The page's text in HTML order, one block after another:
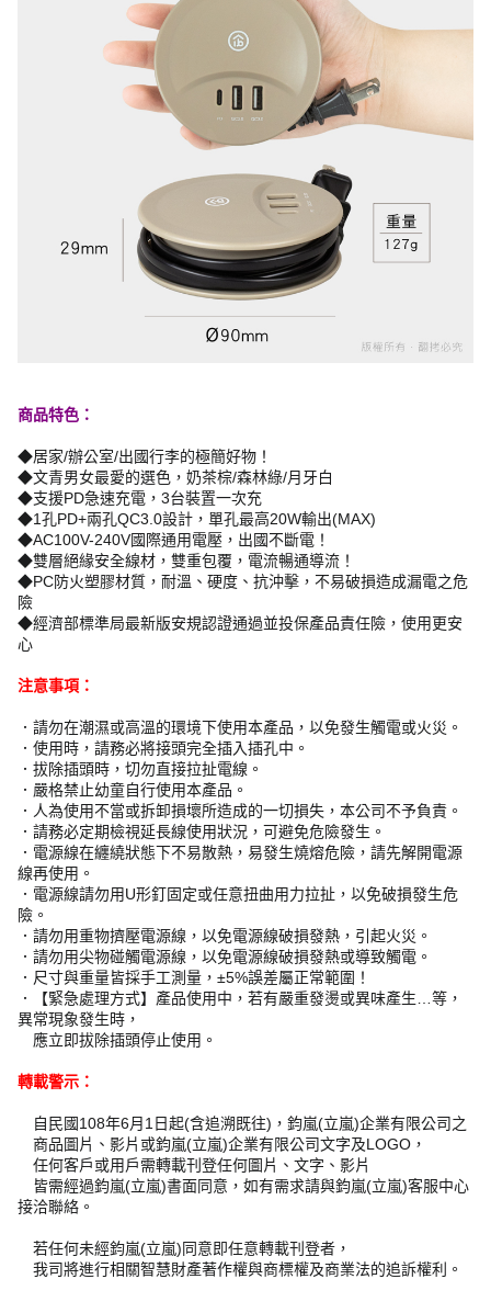
商品特色：
◆居家/辦公室/出國行李的極簡好物！
◆文青男女最愛的選色，奶茶棕/森林綠/月牙白
◆支援PD急速充電，3台裝置一次充
◆1孔PD+兩孔QC3.0設計，單孔最高20W輸出(MAX)
◆AC100V-240V國際通用電壓，出國不斷電！
◆雙層絕緣安全線材，雙重包覆，電流暢通導流！
◆PC防火塑膠材質，耐溫、硬度、抗沖擊，不易破損造成漏電之危
險
◆經濟部標準局最新版安規認證通過並投保產品責任險，使用更安
心
注意事項：
．請勿在潮濕或高溫的環境下使用本產品，以免發生觸電或火災。
．使用時，請務必將接頭完全插入插孔中。
．拔除插頭時，切勿直接拉扯電線。
．嚴格禁止幼童自行使用本產品。
．人為使用不當或拆卸損壞所造成的一切損失，本公司不予負責。
．請務必定期檢視延長線使用狀況，可避免危險發生。
．電源線在纏繞狀態下不易散熱，易發生燒熔危險，請先解開電源
線再使用。
．電源線請勿用U形釘固定或任意扭曲用力拉扯，以免破損發生危
險。
．請勿用重物擠壓電源線，以免電源線破損發熱，引起火災。
．請勿用尖物碰觸電源線，以免電源線破損發熱或導致觸電。
．尺寸與重量皆採手工測量，±5%誤差屬正常範圍！
．【緊急處理方式】產品使用中，若有嚴重發燙或異味產生…等，
異常現象發生時，
應立即拔除插頭停止使用。
轉載警示：
自民國108年6月1日起(含追溯既往)，鈞嵐(立嵐)企業有限公司之
商品圖片、影片或鈞嵐(立嵐)企業有限公司文字及LOGO，
任何客戶或用戶需轉載刊登任何圖片、文字、影片
皆需經過鈞嵐(立嵐)書面同意，如有需求請與鈞嵐(立嵐)客服中心
接洽聯絡。
若任何未經鈞嵐(立嵐)同意即任意轉載刊登者，
我司將進行相關智慧財產著作權與商標權及商業法的追訴權利。